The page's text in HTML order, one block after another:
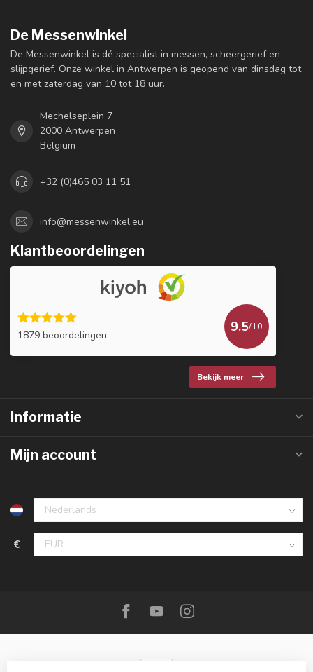
De Messenwinkel
De Messenwinkel is dé specialist in messen, scheergerief en
slijpgerief. Onze winkel in Antwerpen is geopend van dinsdag tot
en met zaterdag van 10 tot 18 uur.
Mechelseplein 7
2000 Antwerpen
Belgium
+32 (0)465 03 11 51
info@messenwinkel.eu
Klantbeoordelingen
1879 beoordelingen
9.5/10
Bekijk meer
Informatie
Mijn account
€